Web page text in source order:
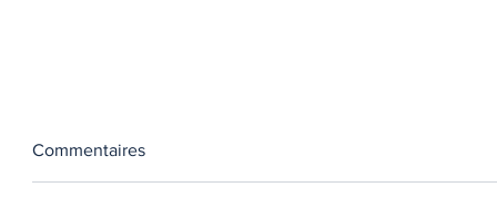
Commentaires